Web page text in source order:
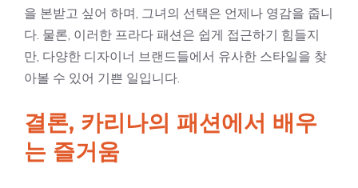
을 본받고 싶어 하며, 그녀의 선택은 언제나 영감을 줍니
다. 물론, 이러한 프라다 패션은 쉽게 접근하기 힘들지
만, 다양한 디자이너 브랜드들에서 유사한 스타일을 찾
아볼 수 있어 기쁜 일입니다.
결론, 카리나의 패션에서 배우
는 즐거움